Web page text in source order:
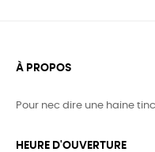
À PROPOS
Pour nec dire une haine
HEURE D'OUVERTURE